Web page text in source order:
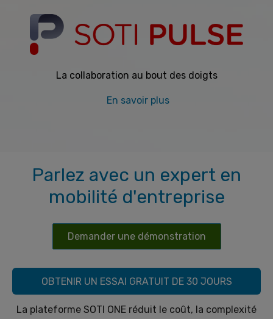
La collaboration au bout des doigts
En savoir plus
Parlez avec un expert en
mobilité d'entreprise
Demander une démonstration
OBTENIR UN ESSAI GRATUIT DE 30 JOURS
La plateforme SOTI ONE réduit le coût, la complexité